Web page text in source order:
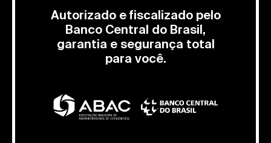
Autorizado e fiscalizado pelo
Banco Central do Brasil,
garantia e segurança total
para você.